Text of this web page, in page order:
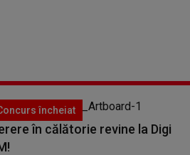
încheiat
în călătorie revine la Digi